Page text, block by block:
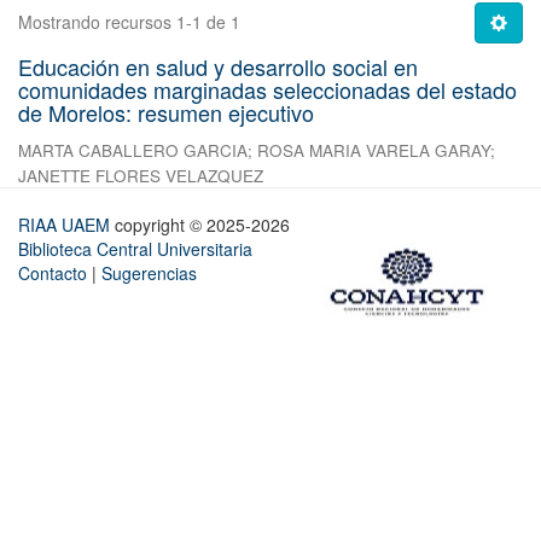
Mostrando recursos 1-1 de 1
Educación en salud y desarrollo social en
comunidades marginadas seleccionadas del estado
de Morelos: resumen ejecutivo
MARTA CABALLERO GARCIA; ROSA MARIA VARELA GARAY;
JANETTE FLORES VELAZQUEZ
RIAA UAEM copyright © 2025-2026
Biblioteca Central Universitaria
Contacto | Sugerencias